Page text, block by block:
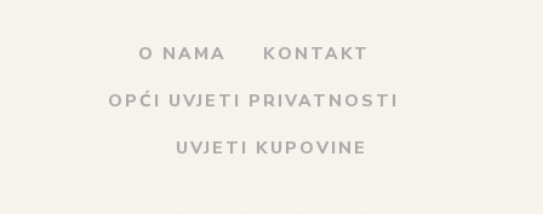
O NAMA KONTAKT
OPĆI UVJETI PRIVATNOSTI
UVJETI KUPOVINE